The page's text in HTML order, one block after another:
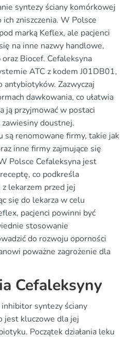
syntezy ściany komórkowej
zniszczenia. W Polsce
marką Keflex, ale pacjenci
na inne nazwy handlowe,
Biocef. Cefaleksyna
ATC z kodem J01DB01,
antybiotyków. Zazwyczaj
dawkowania, co ułatwia
ją przyjmować w postaci
doustnej.
są renomowane firmy, takie jak
inne firmy zajmujące się
Polsce Cefaleksyna jest
co podkreśla
lekarzem przed jej
się do lekarza w celu
pacjenci powinni być
stosowanie
do rozwoju oporności
poważne zagrożenie dla
Cefaleksyny
inhibitor syntezy ściany
jest kluczowe dla jej
Początek działania leku